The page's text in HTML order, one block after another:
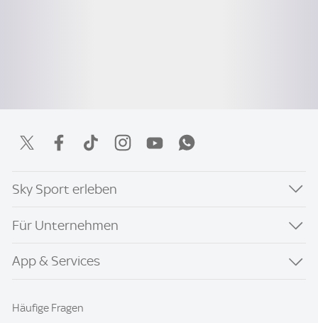
Sky Sport erleben
Für Unternehmen
App & Services
Häufige Fragen